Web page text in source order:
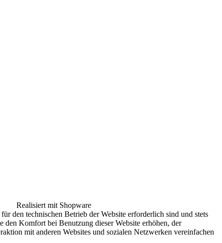
Realisiert mit Shopware
den technischen Betrieb der Website erforderlich sind und stets
den Komfort bei Benutzung dieser Website erhöhen, der
mit anderen Websites und sozialen Netzwerken vereinfachen